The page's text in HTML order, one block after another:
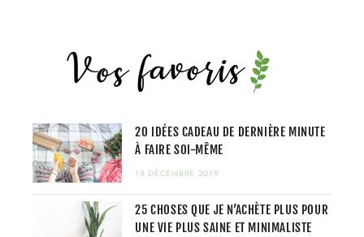
20 IDÉES CADEAU DE DERNIÈRE MINUTE
À FAIRE SOI-MÊME
18 DÉCEMBRE 2019
25 CHOSES QUE JE N’ACHÈTE PLUS POUR
UNE VIE PLUS SAINE ET MINIMALISTE